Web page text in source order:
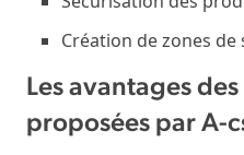
Création de zones de
Les avantages
proposées par A-